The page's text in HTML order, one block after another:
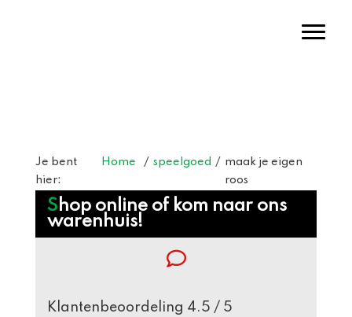
Je bent
hier:
Home / speelgoed / maak je eigen
roos
Webshop
Sidebar
Shop online of kom naar ons
warenhuis!
Klantenbeoordeling 4.5 / 5